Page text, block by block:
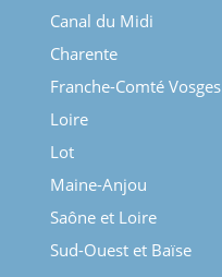
Canal du Midi
Charente
Franche-Comté Vosges
Loire
Lot
Maine-Anjou
Saône et Loire
Sud-Ouest et Baïse